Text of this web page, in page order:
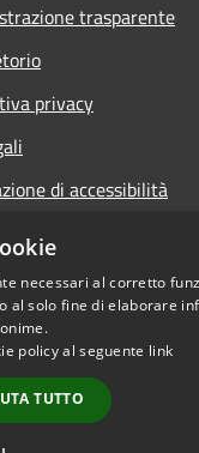
trasparente
privacy
di accessibilità
© 2026 • Comune
necessari al corretto
al solo fine di elaborare
policy al seguente link
TUTTO